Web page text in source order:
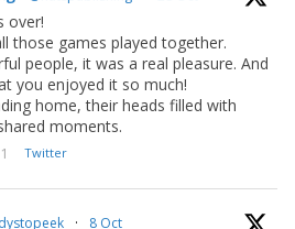
over!
those games played together.
people, it was a real pleasure. And
you enjoyed it so much!
home, their heads filled with
moments.
1 Twitter
· 8 Oct